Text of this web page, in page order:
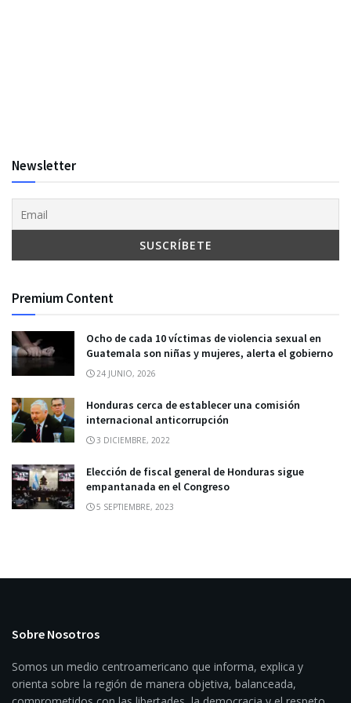
Newsletter
Premium Content
Ocho de cada 10 víctimas de violencia sexual en
Guatemala son niñas y mujeres, alerta el gobierno
24 JUNIO, 2026
Honduras cerca de establecer una comisión
internacional anticorrupción
3 DICIEMBRE, 2022
Elección de fiscal general de Honduras sigue
empantanada en el Congreso
5 SEPTIEMBRE, 2023
Sobre Nosotros
Somos un medio centroamericano que informa, explica y
orienta sobre la región de manera objetiva, balanceada,